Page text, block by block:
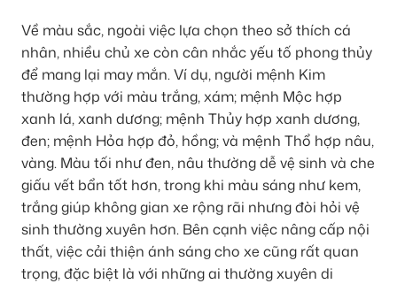
Về màu sắc, ngoài việc lựa chọn theo sở thích cá
nhân, nhiều chủ xe còn cân nhắc yếu tố phong thủy
để mang lại may mắn. Ví dụ, người mệnh Kim
thường hợp với màu trắng, xám; mệnh Mộc hợp
xanh lá, xanh dương; mệnh Thủy hợp xanh dương,
đen; mệnh Hỏa hợp đỏ, hồng; và mệnh Thổ hợp nâu,
vàng. Màu tối như đen, nâu thường dễ vệ sinh và che
giấu vết bẩn tốt hơn, trong khi màu sáng như kem,
trắng giúp không gian xe rộng rãi nhưng đòi hỏi vệ
sinh thường xuyên hơn. Bên cạnh việc nâng cấp nội
thất, việc cải thiện ánh sáng cho xe cũng rất quan
trọng, đặc biệt là với những ai thường xuyên di